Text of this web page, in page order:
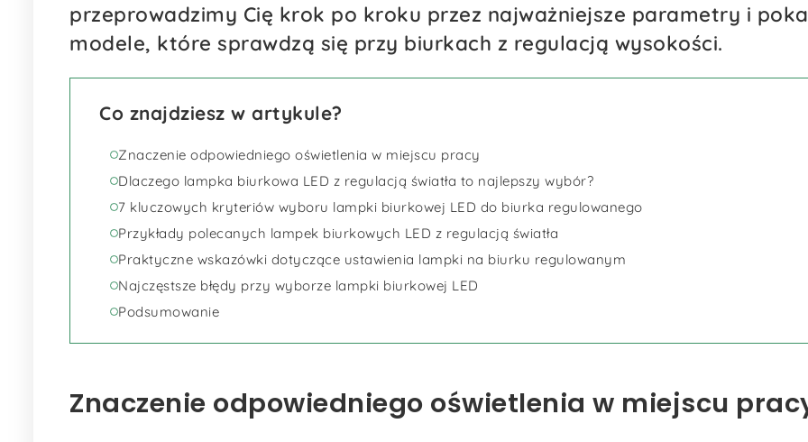
przeprowadzimy Cię krok po kroku przez najważniejsze parametry i
modele, które sprawdzą się przy biurkach z regulacją wysokości.
Co znajdziesz w artykule?
Znaczenie odpowiedniego oświetlenia w miejscu pracy
Dlaczego lampka biurkowa LED z regulacją światła to najlepszy wybór?
7 kluczowych kryteriów wyboru lampki biurkowej LED do biurka regulowanego
Przykłady polecanych lampek biurkowych LED z regulacją światła
Praktyczne wskazówki dotyczące ustawienia lampki na biurku regulowanym
Najczęstsze błędy przy wyborze lampki biurkowej LED
Podsumowanie
Znaczenie odpowiedniego oświetlenia w miejscu